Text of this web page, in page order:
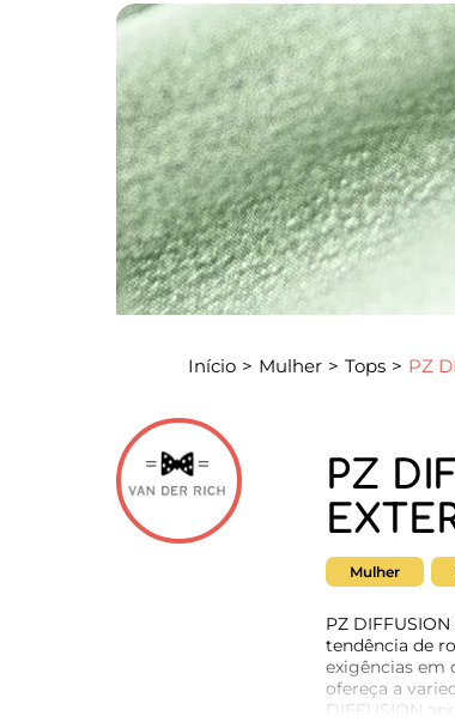
Início > Mulher > Tops > PZ
PZ
Mulher
PZ
tendência de
exigências em
ofereça a
DIFFUSION